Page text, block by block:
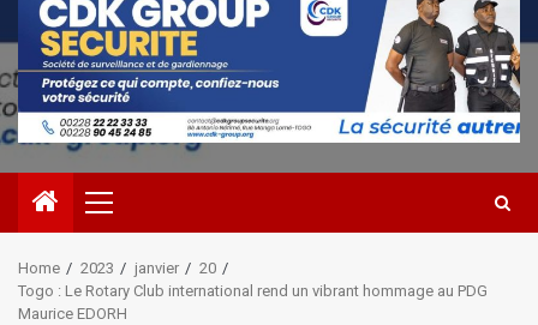
Primary
Menu
Home 2023 janvier
20
Togo : Le Rotary Club international rend un vibrant hommage au PDG
Maurice EDORH